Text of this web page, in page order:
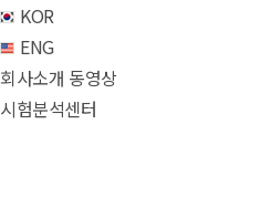
KOR
ENG
회사소개 동영상
시험분석센터